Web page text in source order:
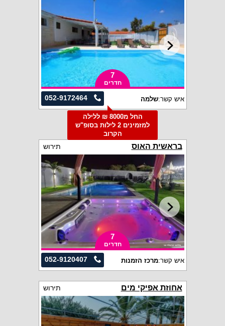
7
חדרים
052-9172464 איש קשר:שלמה
החל מ8000 ₪ ללילה
למזמינים 2 לילות בסופ"ש
הקרוב
בראשית האוס תירוש
7
חדרים
052-9120407 איש קשר:מרכז הזמנות
אחוזת אפיקי מים תירוש